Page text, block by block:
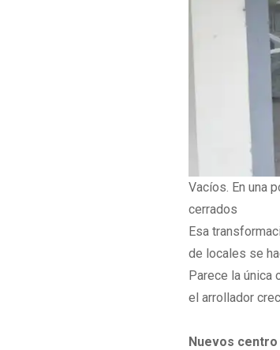
Vacíos. En una
cerrados
Esa
de locales se
Parece la única
el arrollador
Nuevos